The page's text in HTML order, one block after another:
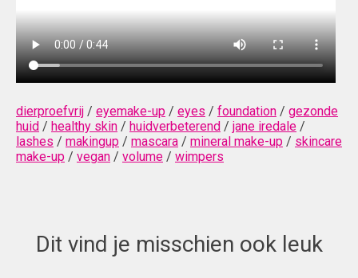
dierproefvrij / eyemake-up / eyes / foundation / gezonde
huid / healthy skin / huidverbeterend / jane iredale /
lashes / makingup / mascara / mineral make-up / skincare
make-up / vegan / volume / wimpers
Dit vind je misschien ook leuk